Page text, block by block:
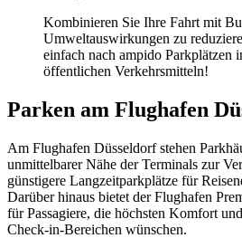
Kombinieren Sie Ihre Fahrt mit
Umweltauswirkungen zu
einfach nach ampido Parkplätzen
öffentlichen Verkehrsmitteln!
Parken am Flughafen
Am Flughafen Düsseldorf stehen
unmittelbarer Nähe der Terminals zur
günstigere Langzeitparkplätze für
Darüber hinaus bietet der Flughafen
für Passagiere, die höchsten Komfort
Check-in-Bereichen wünschen.